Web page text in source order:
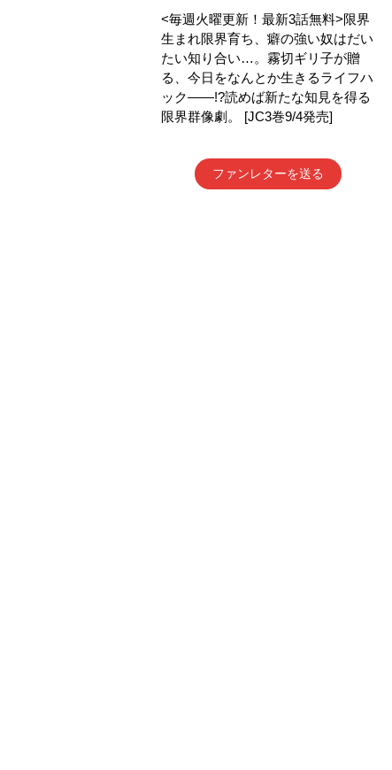
<毎週火曜更新！最新3話無料>限界
生まれ限界育ち、癖の強い奴はだい
たい知り合い…。霧切ギリ子が贈
る、今日をなんとか生きるライフハ
ック――!?読めば新たな知見を得る
限界群像劇。 [JC3巻9/4発売]
ファンレターを送る